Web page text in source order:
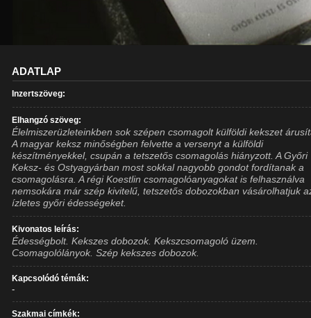
ADATLAP
Inzertszöveg:
Elhangzó szöveg:
Élelmiszerüzleteinkben sok szépen csomagolt külföldi kekszet
A magyar keksz minőségben felvette a versenyt a külföldi
készítményekkel, csupán a tetszetős csomagolás hiányzott. A Győri
Keksz- és Ostyagyárban most sokkal nagyobb gondot fordítanak a
csomagolásra. A régi Koestlin csomagolóanyagokat is felhasználva
nemsokára már szép kivitelű, tetszetős dobozokban vásárolhatjuk
ízletes győri édességeket.
Kivonatos leírás:
Édességbolt. Kekszes dobozok. Kekszcsomagoló üzem.
Csomagolólányok. Szép kekszes dobozok.
Kapcsolódó témák:
-
Szakmai címkék: